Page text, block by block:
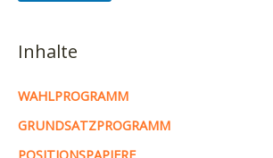
Inhalte
WAHLPROGRAMM
GRUNDSATZPROGRAMM
POSITIONSPAPIERE